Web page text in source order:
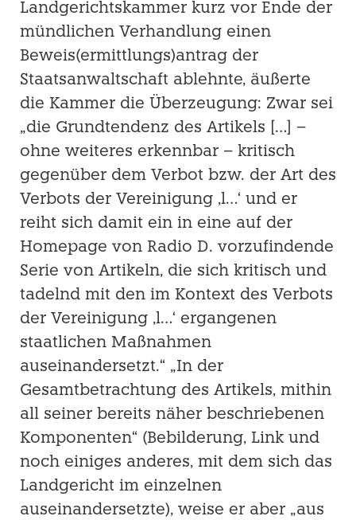
Landgerichtskammer kurz vor Ende der
mündlichen Verhandlung einen
Beweis(ermittlungs)antrag der
Staatsanwaltschaft ablehnte, äußerte
die Kammer die Überzeugung: Zwar sei
„die Grundtendenz des Artikels […] –
ohne weiteres erkennbar – kritisch
gegenüber dem Verbot bzw. der Art des
Verbots der Vereinigung ‚l…‘ und er
reiht sich damit ein in eine auf der
Homepage von Radio D. vorzufindende
Serie von Artikeln, die sich kritisch und
tadelnd mit den im Kontext des Verbots
der Vereinigung ‚l…‘ ergangenen
staatlichen Maßnahmen
auseinandersetzt.“ „In der
Gesamtbetrachtung des Artikels, mithin
all seiner bereits näher beschriebenen
Komponenten“ (Bebilderung, Link und
noch einiges anderes, mit dem sich das
Landgericht im einzelnen
auseinandersetzte), weise er aber „aus